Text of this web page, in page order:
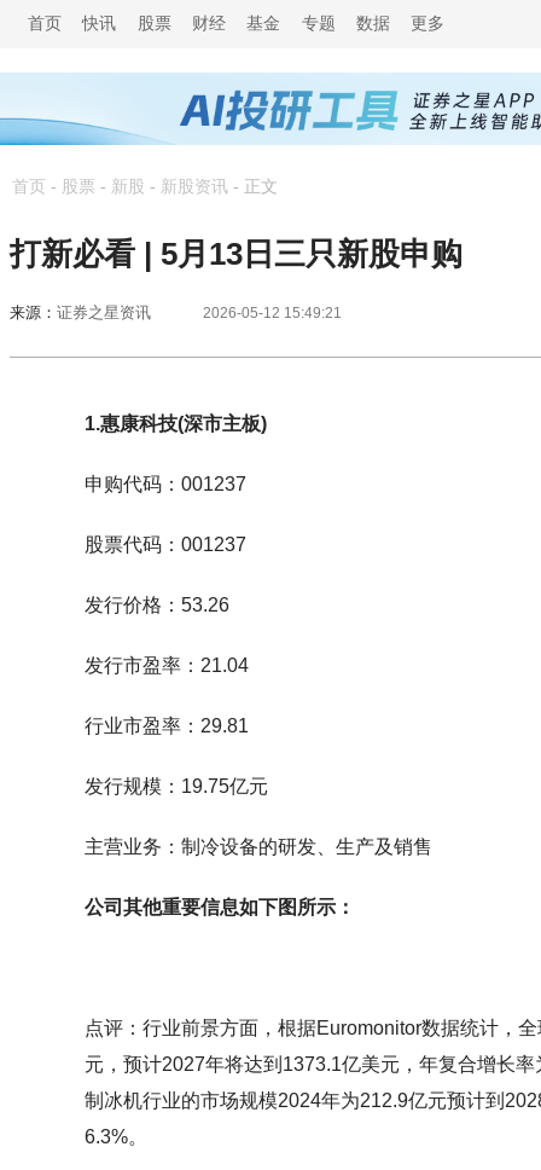
首页 快讯 股票 财经 基金 专题 数据 更多
首页 - 股票 - 新股 - 新股资讯 - 正文
打新必看 | 5月13日三只新股申购
来源： 证券之星资讯 2026-05-12 15:49:21
1.惠康科技(深市主板)
申购代码：001237
股票代码：001237
发行价格：53.26
发行市盈率：21.04
行业市盈率：29.81
发行规模：19.75亿元
主营业务：制冷设备的研发、生产及销售
公司其他重要信息如下图所示：
点评：行业前景方面，根据Euromonitor数据统计，
元，预计2027年将达到1373.1亿美元，年复合增长
制冰机行业的市场规模2024年为212.9亿元预计到
6.3%。